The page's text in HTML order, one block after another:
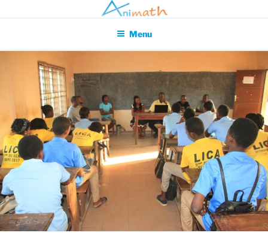
au
principal
Association pour l'Animation en Mathématiques
Menu